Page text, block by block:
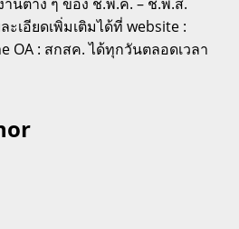
เอียดเพิ่มเติมได้ที่ website :
OA : สกสค. ได้ทุกวันตลอดเวลา